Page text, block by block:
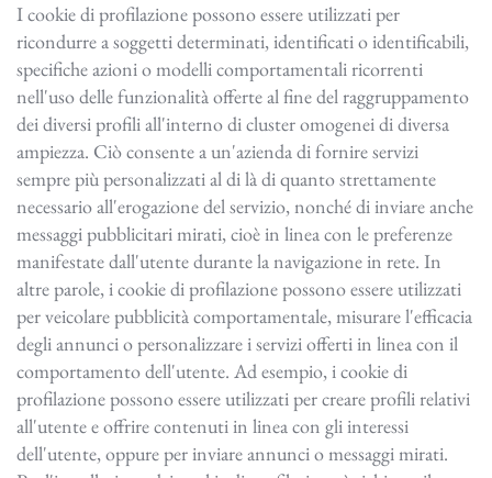
I cookie di profilazione possono essere utilizzati per
ricondurre a soggetti determinati, identificati o identificabili,
specifiche azioni o modelli comportamentali ricorrenti
nell'uso delle funzionalità offerte al fine del raggruppamento
dei diversi profili all'interno di cluster omogenei di diversa
ampiezza. Ciò consente a un'azienda di fornire servizi
sempre più personalizzati al di là di quanto strettamente
necessario all'erogazione del servizio, nonché di inviare anche
messaggi pubblicitari mirati, cioè in linea con le preferenze
manifestate dall'utente durante la navigazione in rete. In
altre parole, i cookie di profilazione possono essere utilizzati
per veicolare pubblicità comportamentale, misurare l'efficacia
degli annunci o personalizzare i servizi offerti in linea con il
comportamento dell'utente. Ad esempio, i cookie di
profilazione possono essere utilizzati per creare profili relativi
all'utente e offrire contenuti in linea con gli interessi
dell'utente, oppure per inviare annunci o messaggi mirati.